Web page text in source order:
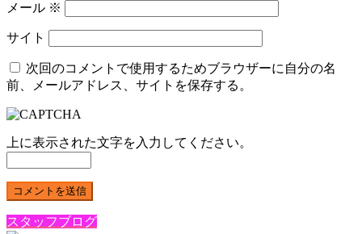
メール ※
サイト
次回のコメントで使用するためブラウザーに自分の名
前、メールアドレス、サイトを保存する。
上に表示された文字を入力してください。
スタッフブログ